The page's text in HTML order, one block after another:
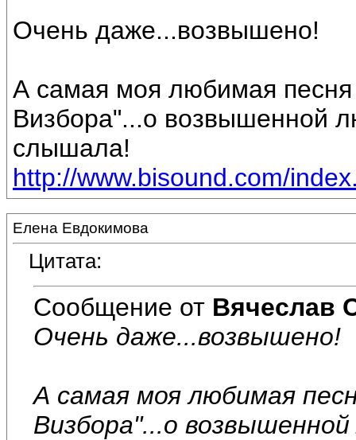
Очень даже...возвышено!
А самая моя любимая
Визбора"...о возвышенной
слышала!
http://www.bisound.com/
Елена Евдокимова
Цитата:
Сообщение от Вячеслав
Очень даже...возвышено!
А самая моя любимая
Визбора"...о